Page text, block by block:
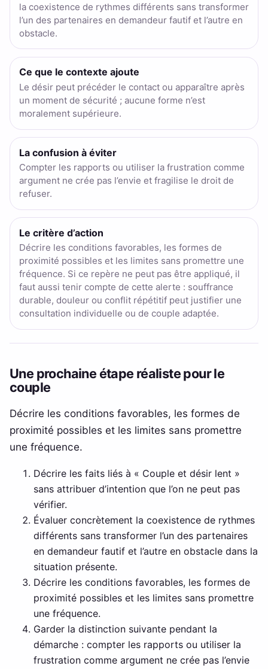
la coexistence de rythmes différents sans transformer
l’un des partenaires en demandeur fautif et l’autre en
obstacle.
Ce que le contexte ajoute
Le désir peut précéder le contact ou apparaître après
un moment de sécurité ; aucune forme n’est
moralement supérieure.
La confusion à éviter
Compter les rapports ou utiliser la frustration comme
argument ne crée pas l’envie et fragilise le droit de
refuser.
Le critère d’action
Décrire les conditions favorables, les formes de
proximité possibles et les limites sans promettre une
fréquence. Si ce repère ne peut pas être appliqué, il
faut aussi tenir compte de cette alerte : souffrance
durable, douleur ou conflit répétitif peut justifier une
consultation individuelle ou de couple adaptée.
Une prochaine étape réaliste pour le
couple
Décrire les conditions favorables, les formes de
proximité possibles et les limites sans promettre
une fréquence.
Décrire les faits liés à « Couple et désir lent »
sans attribuer d’intention que l’on ne peut pas
vérifier.
Évaluer concrètement la coexistence de rythmes
différents sans transformer l’un des partenaires
en demandeur fautif et l’autre en obstacle dans la
situation présente.
Décrire les conditions favorables, les formes de
proximité possibles et les limites sans promettre
une fréquence.
Garder la distinction suivante pendant la
démarche : compter les rapports ou utiliser la
frustration comme argument ne crée pas l’envie